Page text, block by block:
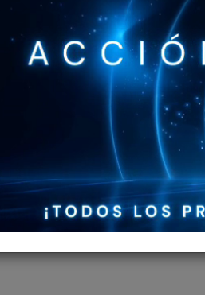
Club
Ranking TERCERA
Ranking DOBLES B
Ranking DOBLES C
Estatura
Estilo Juego